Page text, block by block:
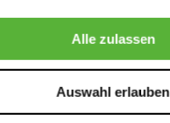
Alle zulassen
Auswahl erlauben
created a three-piece
porting, and
a removable plenum and
testing, the Ultra Series
in-house dyno and on-car
restrictive, yielding both
the competitors.